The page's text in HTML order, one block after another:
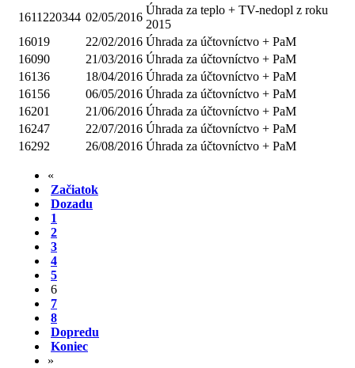
1611220344 02/05/2016
Úhrada za teplo + TV-nedopl z roku
2015
16019
22/02/2016 Úhrada za účtovníctvo + PaM
16090
21/03/2016 Úhrada za účtovníctvo + PaM
16136
18/04/2016 Úhrada za účtovníctvo + PaM
16156
06/05/2016 Úhrada za účtovníctvo + PaM
16201
21/06/2016 Úhrada za účtovníctvo + PaM
16247
22/07/2016 Úhrada za účtovníctvo + PaM
16292
26/08/2016 Úhrada za účtovníctvo + PaM
«
Začiatok
Dozadu
1
2
3
4
5
6
7
8
Dopredu
Koniec
»